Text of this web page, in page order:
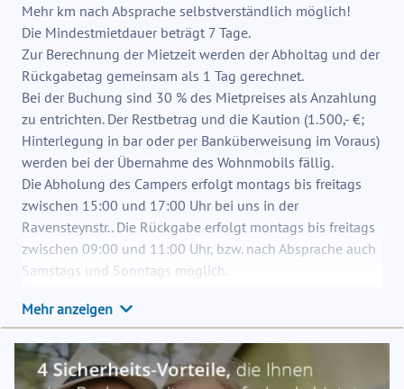
Mehr km nach Absprache selbstverständlich möglich!
Die Mindestmietdauer beträgt 7 Tage.
Zur Berechnung der Mietzeit werden der Abholtag und der
Rückgabetag gemeinsam als 1 Tag gerechnet.
Bei der Buchung sind 30 % des Mietpreises als Anzahlung
zu entrichten. Der Restbetrag und die Kaution (1.500,- €;
Hinterlegung in bar oder per Banküberweisung im Voraus)
werden bei der Übernahme des Wohnmobils fällig.
Die Abholung des Campers erfolgt montags bis freitags
zwischen 15:00 und 17:00 Uhr bei uns in der
Ravensteynstr.. Die Rückgabe erfolgt montags bis freitags
zwischen 09:00 und 11:00 Uhr, bzw. nach Absprache auch
Samstags und Sonntags möglich.
übergeben und müssen bei Mietende innen und außen
gereinigt zurückgegeben werden. Möchtest Du, dass wir
als Vermieter das Wohnmobil reinigen, berechnen wir für
die Innenreinigung 100,- € und für die Außenreinigung
Mehr anzeigen